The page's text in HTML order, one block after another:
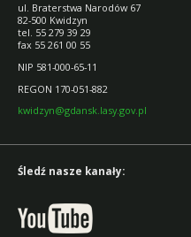
ul. Braterstwa Narodów 67
82-500 Kwidzyn
tel. 55 279 39 29
fax 55 261 00 55
NIP 581-000-65-11
REGON 170-051-882
kwidzyn@gdansk.lasy.gov.pl
Śledź nasze kanały: